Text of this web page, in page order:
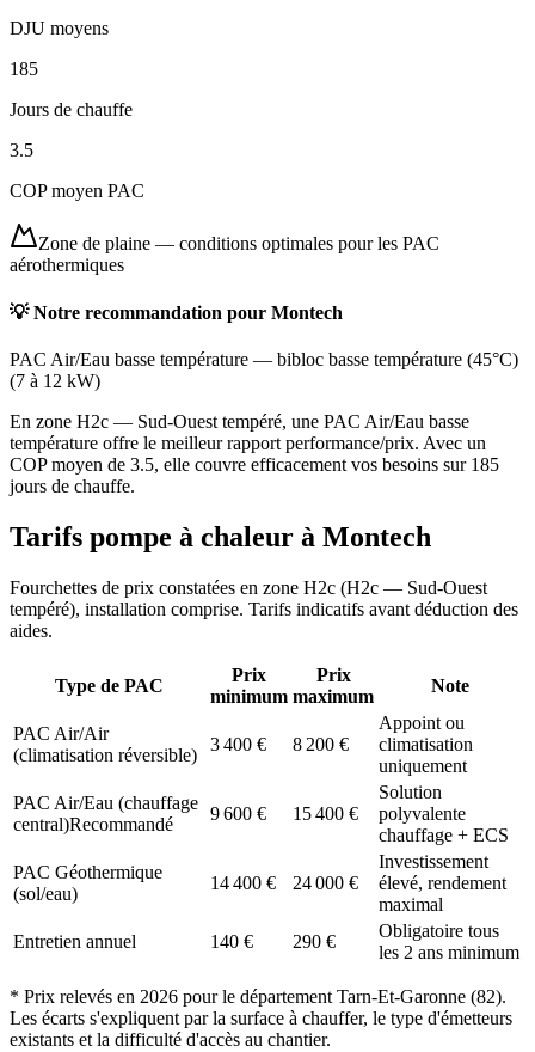
DJU moyens
185
Jours de chauffe
3.5
COP moyen PAC
Zone de plaine — conditions optimales pour les PAC
aérothermiques
💡 Notre recommandation pour Montech
PAC Air/Eau basse température — bibloc basse température (45°C)
(7 à 12 kW)
En zone H2c — Sud-Ouest tempéré, une PAC Air/Eau basse
température offre le meilleur rapport performance/prix. Avec un
COP moyen de 3.5, elle couvre efficacement vos besoins sur 185
jours de chauffe.
Tarifs pompe à chaleur à Montech
Fourchettes de prix constatées en zone H2c (H2c — Sud-Ouest
tempéré), installation comprise. Tarifs indicatifs avant déduction des
aides.
Type de PAC
Prix
minimum
Prix
maximum
Note
PAC Air/Air
(climatisation réversible)
3 400 € 8 200 €
Appoint ou
climatisation
uniquement
PAC Air/Eau (chauffage
central)Recommandé
9 600 € 15 400 €
Solution
polyvalente
chauffage + ECS
PAC Géothermique
(sol/eau)
14 400 € 24 000 €
Investissement
élevé, rendement
maximal
Entretien annuel
140 € 290 €
Obligatoire tous
les 2 ans minimum
* Prix relevés en 2026 pour le département Tarn-Et-Garonne (82).
Les écarts s'expliquent par la surface à chauffer, le type d'émetteurs
existants et la difficulté d'accès au chantier.